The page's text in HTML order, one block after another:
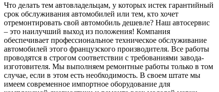
Что делать тем автовладельцам, у которых истек гарантийный
срок обслуживания автомобилей или тем, кто хочет
отремонтировать свой автомобиль дешевле? Наш автосервис
– это наилучший выход из положения! Компания
обеспечивает профессиональное техническое обслуживание
автомобилей этого французского производителя. Все работы
проводятся в строгом соответствии с требованиями завода-
изготовителя. Мы выполняем ремонтные работы только в том
случае, если в этом есть необходимость. В своем штате мы
имеем современное импортное оборудование для